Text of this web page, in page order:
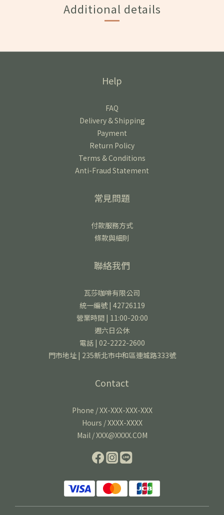
Additional details
Help
FAQ
Delivery & Shipping
Payment
Return Policy
Terms & Conditions
Anti-Fraud Statement
常見問題
付款服務方式
條款與細則
聯絡我們
瓦莎咖啡有限公司
統一編號 | 42726119
營業時間 | 11:00-20:00
週六日公休
電話 | 02-2222-2600
門市地址 | 235新北市中和區連城路333號
Contact
Phone / XX-XXX-XXX-XXX
Hours / XXXX-XXXX
Mail / XXX@XXXX.COM